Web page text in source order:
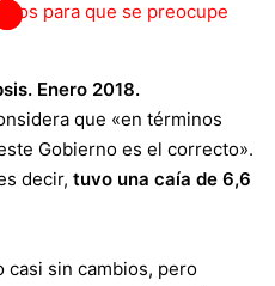
Enero 2018.
que «en términos
Gobierno es el correcto».
decir, tuvo una caía de 6,6
casi sin cambios, pero